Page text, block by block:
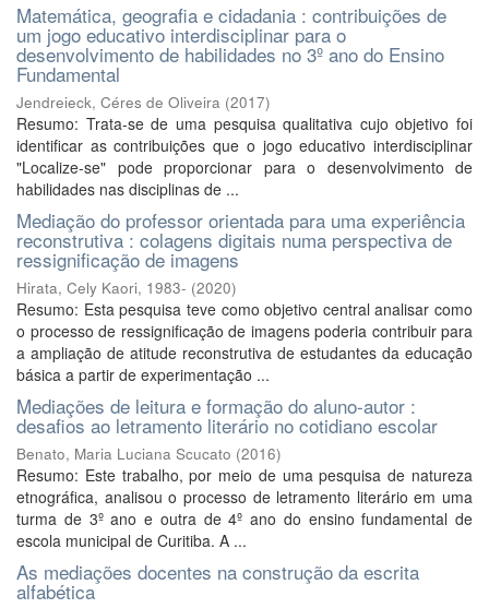
Matemática, geografia e cidadania : contribuições de
um jogo educativo interdisciplinar para o
desenvolvimento de habilidades no 3º ano do Ensino
Fundamental
Jendreieck, Céres de Oliveira (2017)
Resumo: Trata-se de uma pesquisa qualitativa cujo objetivo foi
identificar as contribuições que o jogo educativo interdisciplinar
"Localize-se" pode proporcionar para o desenvolvimento de
habilidades nas disciplinas de ...
Mediação do professor orientada para uma experiência
reconstrutiva : colagens digitais numa perspectiva de
ressignificação de imagens
Hirata, Cely Kaori, 1983- (2020)
Resumo: Esta pesquisa teve como objetivo central analisar como
o processo de ressignificação de imagens poderia contribuir para
a ampliação de atitude reconstrutiva de estudantes da educação
básica a partir de experimentação ...
Mediações de leitura e formação do aluno-autor :
desafios ao letramento literário no cotidiano escolar
Benato, Maria Luciana Scucato (2016)
Resumo: Este trabalho, por meio de uma pesquisa de natureza
etnográfica, analisou o processo de letramento literário em uma
turma de 3º ano e outra de 4º ano do ensino fundamental de
escola municipal de Curitiba. A ...
As mediações docentes na construção da escrita
alfabética